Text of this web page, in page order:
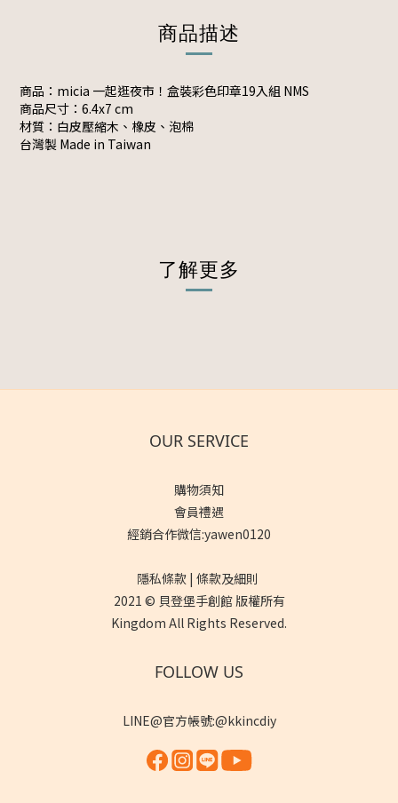
商品描述
商品：micia 一起逛夜市！盒裝彩色印章19入組 NMS
商品尺寸： 6.4x7 cm
材質： 白皮壓縮木、橡皮、泡棉
台灣製 Made in Taiwan
了解更多
OUR SERVICE
購物須知
會員禮遇
經銷合作微信:yawen0120
隱私條款 | 條款及細則
2021 © 貝登堡手創館 版權所有
Kingdom All Rights Reserved.
FOLLOW US
LINE@官方帳號:@kkincdiy